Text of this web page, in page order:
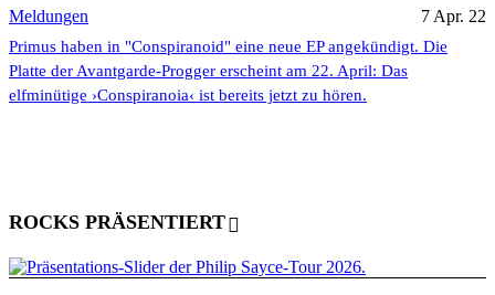
Meldungen 7 Apr. 22
Primus haben in "Conspiranoid" eine neue EP angekündigt. Die
Platte der Avantgarde-Progger erscheint am 22. April: Das
elfminütige ›Conspiranoia‹ ist bereits jetzt zu hören.
ROCKS PRÄSENTIERT